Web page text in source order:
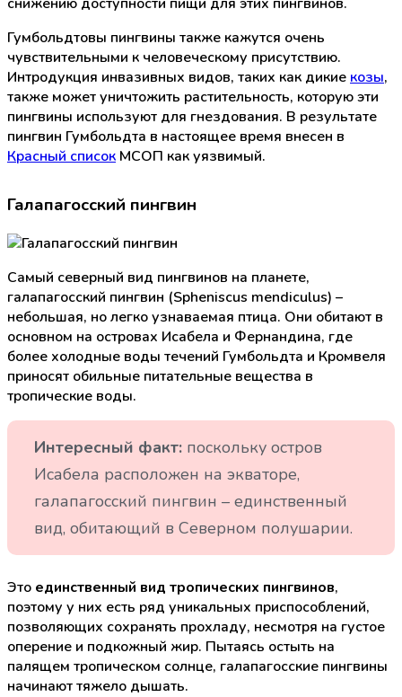
Гумбольдтовы пингвины также кажутся очень
чувствительными к человеческому присутствию.
Интродукция инвазивных видов, таких как дикие козы,
также может уничтожить растительность, которую эти
пингвины используют для гнездования. В результате
пингвин Гумбольдта в настоящее время внесен в
Красный список МСОП как уязвимый.
Галапагосский пингвин
Самый северный вид пингвинов на планете,
галапагосский пингвин (Spheniscus mendiculus) –
небольшая, но легко узнаваемая птица. Они обитают в
основном на островах Исабела и Фернандина, где
более холодные воды течений Гумбольдта и Кромвеля
приносят обильные питательные вещества в
тропические воды.
Интересный факт: поскольку остров
Исабела расположен на экваторе,
галапагосский пингвин – единственный
вид, обитающий в Северном полушарии.
Это единственный вид тропических пингвинов,
поэтому у них есть ряд уникальных приспособлений,
позволяющих сохранять прохладу, несмотря на густое
оперение и подкожный жир. Пытаясь остыть на
палящем тропическом солнце, галапагосские пингвины
начинают тяжело дышать.